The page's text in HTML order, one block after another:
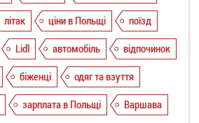
літак ціни в Польщі
поїзд
Lidl автомобіль
відпочинок
біженці
одяг та взуття
зарплата в Польщі Варшава